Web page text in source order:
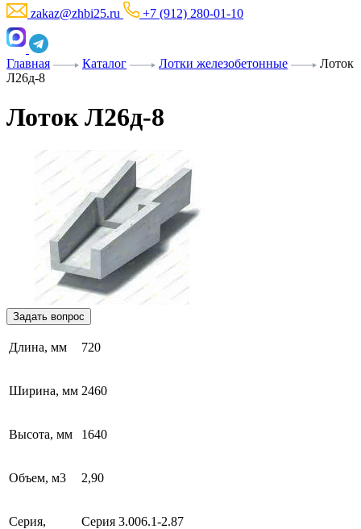
zakaz@zhbi25.ru
+7 (912) 280-01-10
Главная Каталог Лотки железобетонные
Лоток
Л26д-8
Лоток Л26д-8
Задать вопрос
Длина, мм 720
Ширина, мм 2460
Высота, мм 1640
Объем, м3 2,90
Серия, Серия 3.006.1-2.87